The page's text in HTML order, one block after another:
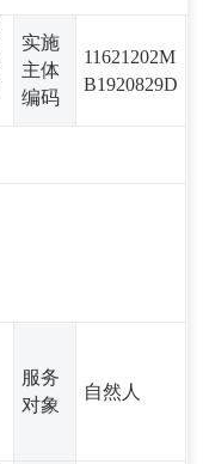
实施
主体
编码
11621202M
B1920829D
服务
对象
自然人